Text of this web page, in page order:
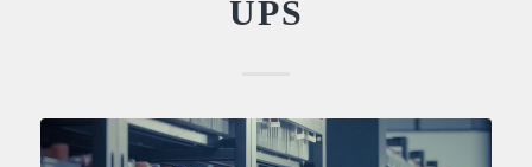
UPS